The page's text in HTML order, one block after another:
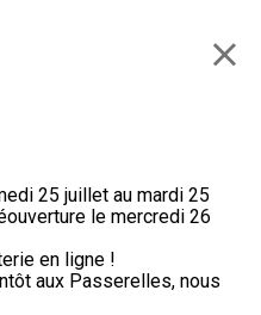
25 juillet au mardi 25
le mercredi 26
en ligne !
aux Passerelles, nous